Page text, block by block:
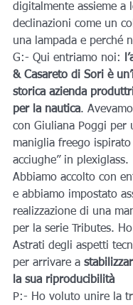
digitalmente assieme a
declinazioni come un
una lampada e perché
G:- Qui entriamo noi:
& Casareto di Sori è
storica azienda
per la nautica.
con Giuliana Poggi per
maniglia freego
acciughe” in plexiglass.
Abbiamo accolto con
e abbiamo impostato
realizzazione di una
per la serie Tributes.
Astrati degli aspetti
per arrivare a
la sua riproducibilità
P:- Ho voluto unire la